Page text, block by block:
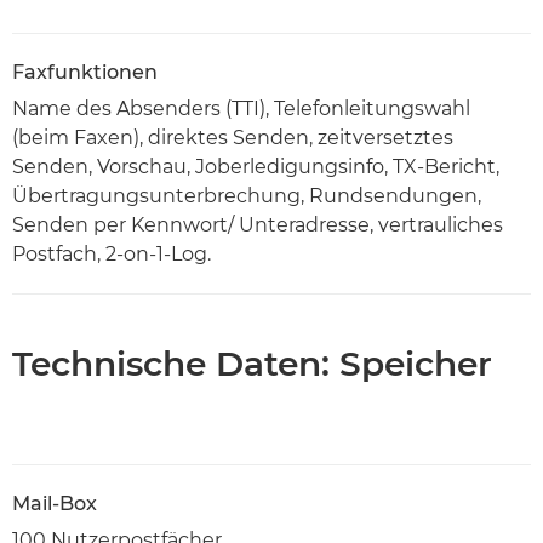
Faxfunktionen
Name des Absenders (TTI), Telefonleitungswahl
(beim Faxen), direktes Senden, zeitversetztes
Senden, Vorschau, Joberledigungsinfo, TX-Bericht,
Übertragungsunterbrechung, Rundsendungen,
Senden per Kennwort/ Unteradresse, vertrauliches
Postfach, 2-on-1-Log.
Technische Daten: Speicher
Mail-Box